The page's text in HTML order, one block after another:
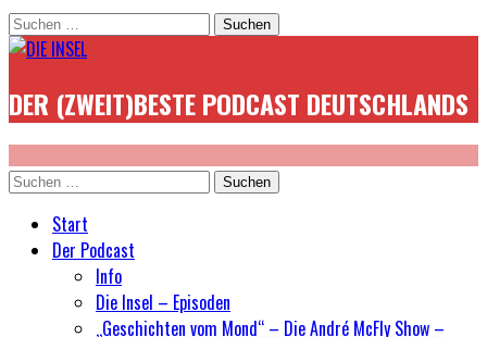
Suchen
nach:
DER (ZWEIT)BESTE PODCAST DEUTSCHLANDS
Suchen
Start
Der Podcast
Info
Die Insel – Episoden
„Geschichten vom Mond“ – Die André McFly Show –